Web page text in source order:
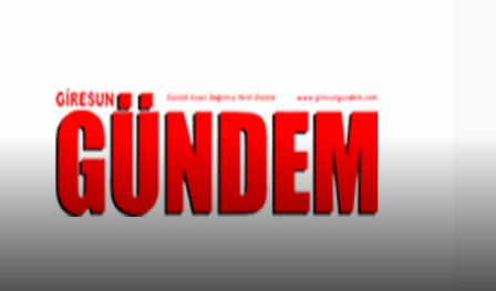
HARUN CİCİ: VİDEOYU GÖRÜNCE GÖZLERİM DOLDU